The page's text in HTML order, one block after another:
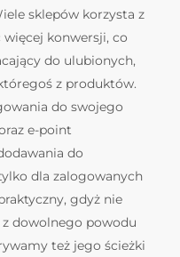
sklepów korzysta z
konwersji, co
do ulubionych,
z produktów.
do swojego
e-point
do
dla zalogowanych
gdyż nie
dowolnego powodu
też jego ścieżki